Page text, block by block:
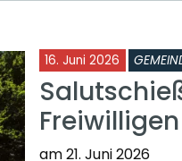
16. Juni 2026
am 21. Juni 2026